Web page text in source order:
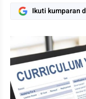
Ikuti kumparan